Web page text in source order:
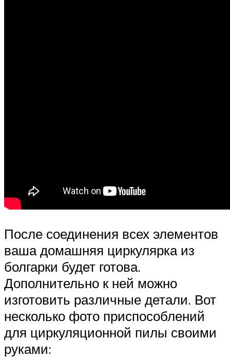
После соединения всех элементов
ваша домашняя циркулярка из
болгарки будет готова.
Дополнительно к ней можно
изготовить различные детали. Вот
несколько фото приспособлений
для циркуляционной пилы своими
руками: